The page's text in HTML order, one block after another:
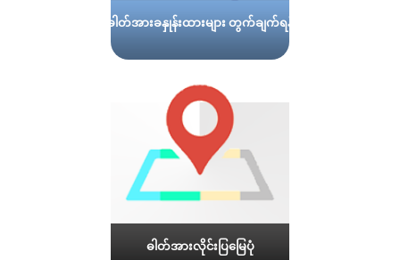
ဓါတ်အားခနှုန်းထားများ တွက်ချက်ရန်
ဓါတ်အားလိုင်းပြမြေပုံ